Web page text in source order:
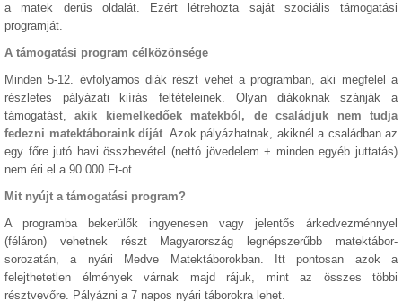
a matek derűs oldalát. Ezért létrehozta saját szociális támogatási
programját.
A támogatási program célközönsége
Minden 5-12. évfolyamos diák részt vehet a programban, aki megfelel a
részletes pályázati kiírás feltételeinek. Olyan diákoknak szánják a
támogatást,akik kiemelkedőek matekból, de családjuk nem tudja
fedezni matektáboraink díját. Azok pályázhatnak, akiknél a családban az
egy főre jutó havi összbevétel (nettó jövedelem + minden egyéb juttatás)
nem éri el a 90.000 Ft-ot.
Mit nyújt a támogatási program?
A programba bekerülők ingyenesen vagy jelentős árkedvezménnyel
(féláron) vehetnek részt Magyarország legnépszerűbb matektábor-
sorozatán, a nyári Medve Matektáborokban. Itt pontosan azok a
felejthetetlen élmények várnak majd rájuk, mint az összes többi
résztvevőre. Pályázni a 7 napos nyári táborokra lehet.